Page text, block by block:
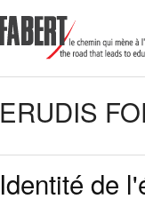
ERUDIS
Identité de